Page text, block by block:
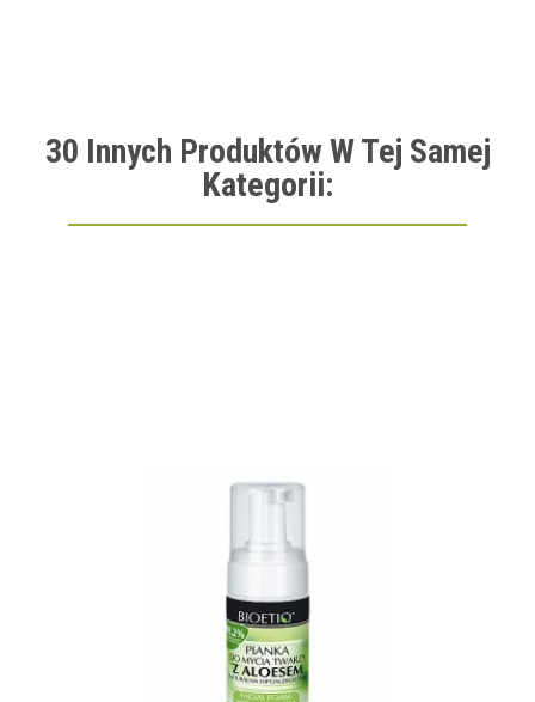
30 Innych Produktów W Tej Samej
Kategorii: